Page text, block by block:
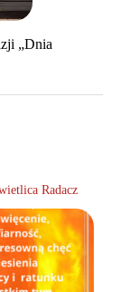
„Dnia
Radacz